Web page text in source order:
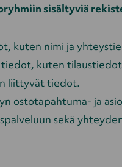
sisältyviä
kuten nimi ja
tiedot, kuten
liittyvät tiedot.
ostotapahtuma- ja
sekä